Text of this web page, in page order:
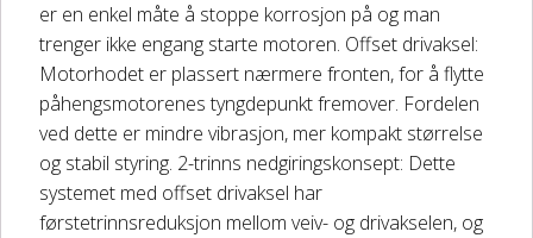
er en enkel måte å stoppe korrosjon på og man
trenger ikke engang starte motoren. Offset drivaksel:
Motorhodet er plassert nærmere fronten, for å flytte
påhengsmotorenes tyngdepunkt fremover. Fordelen
ved dette er mindre vibrasjon, mer kompakt størrelse
og stabil styring. 2-trinns nedgiringskonsept: Dette
systemet med offset drivaksel har
førstetrinnsreduksjon mellom veiv- og drivakselen, og